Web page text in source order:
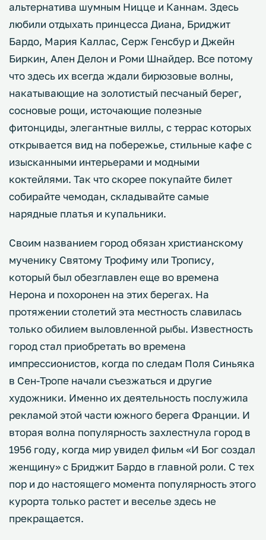
альтернатива шумным Ницце и Каннам. Здесь
любили отдыхать принцесса Диана, Бриджит
Бардо, Мария Каллас, Серж Генсбур и Джейн
Биркин, Ален Делон и Роми Шнайдер. Все потому
что здесь их всегда ждали бирюзовые волны,
накатывающие на золотистый песчаный берег,
сосновые рощи, источающие полезные
фитонциды, элегантные виллы, с террас которых
открывается вид на побережье, стильные кафе с
изысканными интерьерами и модными
коктейлями. Так что скорее покупайте билет
собирайте чемодан, складывайте самые
нарядные платья и купальники.
Своим названием город обязан христианскому
мученику Святому Трофиму или Тропису,
который был обезглавлен еще во времена
Нерона и похоронен на этих берегах. На
протяжении столетий эта местность славилась
только обилием выловленной рыбы. Известность
город стал приобретать во времена
импрессионистов, когда по следам Поля Синьяка
в Сен-Тропе начали съезжаться и другие
художники. Именно их деятельность послужила
рекламой этой части южного берега Франции. И
вторая волна популярность захлестнула город в
1956 году, когда мир увидел фильм «И Бог создал
женщину» с Бриджит Бардо в главной роли. С тех
пор и до настоящего момента популярность этого
курорта только растет и веселье здесь не
прекращается.